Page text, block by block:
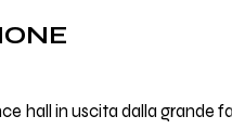
hall in uscita dalla grande